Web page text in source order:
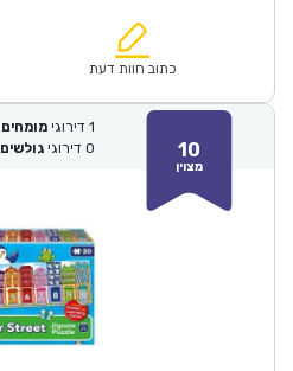
₪71.00.
הוא:
כתוב חוות דעת
10
מצוין
1 דירוגי מומחים
0 דירוגי גולשים